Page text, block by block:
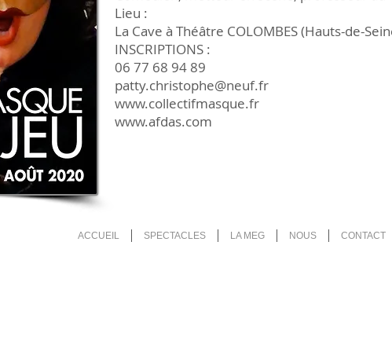
Lieu :
La Cave à Théâtre COLOMBES (Hauts-de-
INSCRIPTIONS :
06 77 68 94 89
patty.christophe@neuf.fr
www.collectifmasque.fr
www.afdas.com
ACCUEIL SPECTACLES LA MEG NOUS CONTACT